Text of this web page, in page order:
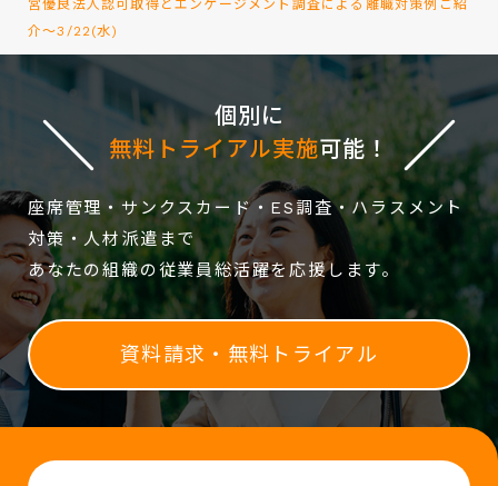
営優良法人認可取得とエンゲージメント調査による離職対策例ご紹
介～3/22(水)
個別に
無料トライアル実施可能！
座席管理・サンクスカード・ES調査・ハラスメント
対策・人材派遣まで
あなたの組織の従業員総活躍を応援します。
資料請求・無料トライアル